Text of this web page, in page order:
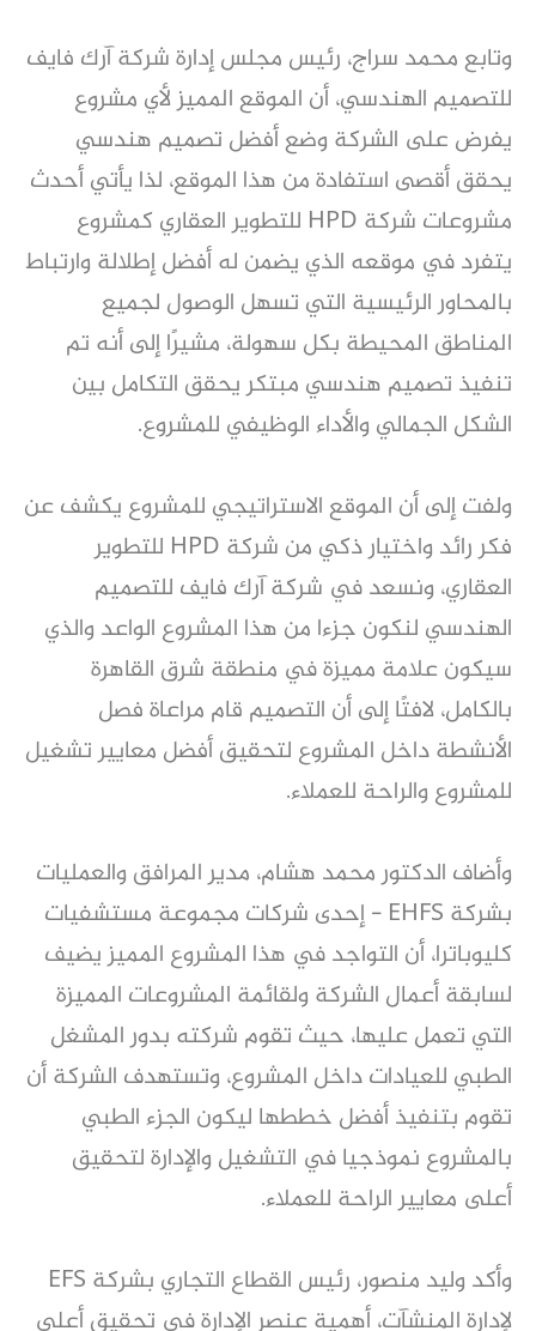
وتابع محمد سراج، رئيس مجلس إدارة شركة آرك فايف
للتصميم الهندسي، أن الموقع المميز لأي مشروع
يفرض على الشركة وضع أفضل تصميم هندسي
يحقق أقصى استفادة من هذا الموقع، لذا يأتي أحدث
مشروعات شركة HPD للتطوير العقاري كمشروع
يتفرد في موقعه الذي يضمن له أفضل إطلالة وارتباط
بالمحاور الرئيسية التي تسهل الوصول لجميع
المناطق المحيطة بكل سهولة، مشيرًا إلى أنه تم
تنفيذ تصميم هندسي مبتكر يحقق التكامل بين
الشكل الجمالي والأداء الوظيفي للمشروع.
ولفت إلى أن الموقع الاستراتيجي للمشروع يكشف عن
فكر رائد واختيار ذكي من شركة HPD للتطوير
العقاري، ونسعد في شركة آرك فايف للتصميم
الهندسي لنكون جزءا من هذا المشروع الواعد والذي
سيكون علامة مميزة في منطقة شرق القاهرة
بالكامل، لافتًا إلى أن التصميم قام مراعاة فصل
الأنشطة داخل المشروع لتحقيق أفضل معايير تشغيل
للمشروع والراحة للعملاء.
وأضاف الدكتور محمد هشام، مدير المرافق والعمليات
بشركة EHFS - إحدى شركات مجموعة مستشفيات
كليوباترا، أن التواجد في هذا المشروع المميز يضيف
لسابقة أعمال الشركة ولقائمة المشروعات المميزة
التي تعمل عليها، حيث تقوم شركته بدور المشغل
الطبي للعيادات داخل المشروع، وتستهدف الشركة أن
تقوم بتنفيذ أفضل خططها ليكون الجزء الطبي
بالمشروع نموذجيا في التشغيل والإدارة لتحقيق
أعلى معايير الراحة للعملاء.
وأكد وليد منصور، رئيس القطاع التجاري بشركة EFS
لإدارة المنشآت، أهمية عنصر الإدارة في تحقيق أعلى